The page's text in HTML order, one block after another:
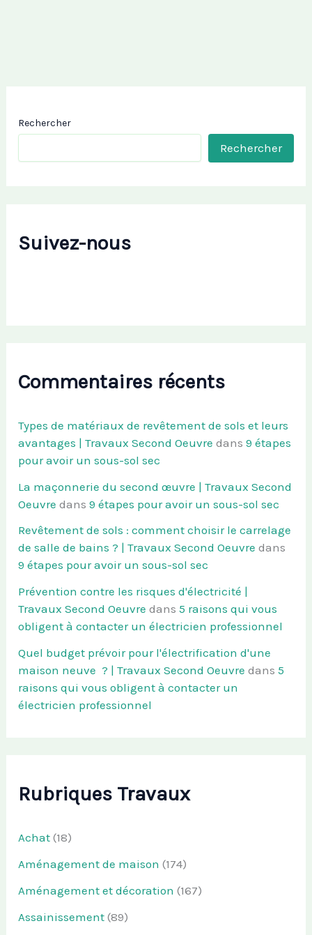
Rechercher
Rechercher
Suivez-nous
Commentaires récents
Types de matériaux de revêtement de sols et leurs
avantages | Travaux Second Oeuvre dans9 étapes
pour avoir un sous-sol sec
La maçonnerie du second œuvre | Travaux Second
Oeuvre dans9 étapes pour avoir un sous-sol sec
Revêtement de sols : comment choisir le carrelage
de salle de bains ? | Travaux Second Oeuvre dans
9 étapes pour avoir un sous-sol sec
Prévention contre les risques d'électricité |
Travaux Second Oeuvre dans5 raisons qui vous
obligent à contacter un électricien professionnel
Quel budget prévoir pour l'électrification d'une
maison neuve ? | Travaux Second Oeuvre dans5
raisons qui vous obligent à contacter un
électricien professionnel
Rubriques Travaux
Achat (18)
Aménagement de maison (174)
Aménagement et décoration (167)
Assainissement (89)